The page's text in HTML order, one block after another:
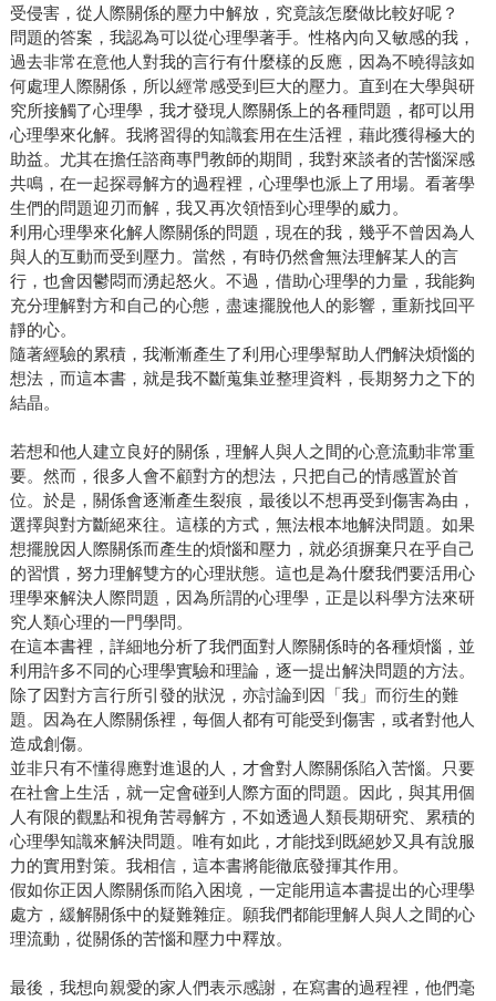
受侵害，從人際關係的壓力中解放，究竟該怎麼做比較好呢？
問題的答案，我認為可以從心理學著手。性格內向又敏感的我，
過去非常在意他人對我的言行有什麼樣的反應，因為不曉得該如
何處理人際關係，所以經常感受到巨大的壓力。直到在大學與研
究所接觸了心理學，我才發現人際關係上的各種問題，都可以用
心理學來化解。我將習得的知識套用在生活裡，藉此獲得極大的
助益。尤其在擔任諮商專門教師的期間，我對來談者的苦惱深感
共鳴，在一起探尋解方的過程裡，心理學也派上了用場。看著學
生們的問題迎刃而解，我又再次領悟到心理學的威力。
利用心理學來化解人際關係的問題，現在的我，幾乎不曾因為人
與人的互動而受到壓力。當然，有時仍然會無法理解某人的言
行，也會因鬱悶而湧起怒火。不過，借助心理學的力量，我能夠
充分理解對方和自己的心態，盡速擺脫他人的影響，重新找回平
靜的心。
隨著經驗的累積，我漸漸產生了利用心理學幫助人們解決煩惱的
想法，而這本書，就是我不斷蒐集並整理資料，長期努力之下的
結晶。
若想和他人建立良好的關係，理解人與人之間的心意流動非常重
要。然而，很多人會不顧對方的想法，只把自己的情感置於首
位。於是，關係會逐漸產生裂痕，最後以不想再受到傷害為由，
選擇與對方斷絕來往。這樣的方式，無法根本地解決問題。如果
想擺脫因人際關係而產生的煩惱和壓力，就必須摒棄只在乎自己
的習慣，努力理解雙方的心理狀態。這也是為什麼我們要活用心
理學來解決人際問題，因為所謂的心理學，正是以科學方法來研
究人類心理的一門學問。
在這本書裡，詳細地分析了我們面對人際關係時的各種煩惱，並
利用許多不同的心理學實驗和理論，逐一提出解決問題的方法。
除了因對方言行所引發的狀況，亦討論到因「我」而衍生的難
題。因為在人際關係裡，每個人都有可能受到傷害，或者對他人
造成創傷。
並非只有不懂得應對進退的人，才會對人際關係陷入苦惱。只要
在社會上生活，就一定會碰到人際方面的問題。因此，與其用個
人有限的觀點和視角苦尋解方，不如透過人類長期研究、累積的
心理學知識來解決問題。唯有如此，才能找到既絕妙又具有說服
力的實用對策。我相信，這本書將能徹底發揮其作用。
假如你正因人際關係而陷入困境，一定能用這本書提出的心理學
處方，緩解關係中的疑難雜症。願我們都能理解人與人之間的心
理流動，從關係的苦惱和壓力中釋放。
最後，我想向親愛的家人們表示感謝，在寫書的過程裡，他們毫